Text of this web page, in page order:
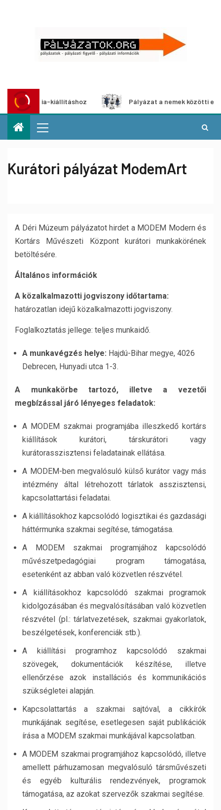
kiállításhoz Pályázat a nemek közötti
Kurátori pályázat ModemArt
A Déri Múzeum pályázatot hirdet a MODEM Modern és
Kortárs Művészeti Központ kurátori munkakörének
betöltésére.
Általános információk
A közalkalmazotti jogviszony időtartama:
határozatlan idejű közalkalmazotti jogviszony.
Foglalkoztatás jellege: teljes munkaidő.
A munkavégzés helye: Hajdú-Bihar megye, 4026
Debrecen, Hunyadi utca 1-3.
A munkakörbe tartozó, illetve a vezetői
megbízással járó lényeges feladatok:
A MODEM szakmai programjába illeszkedő kortárs
kiállítások kurátori, társkurátori vagy
kurátorasszisztensi feladatainak ellátása.
A MODEM-ben megvalósuló külső kurátor vagy más
intézmény által létrehozott tárlatok asszisztensi,
kapcsolattartási feladatai.
A kiállításokhoz kapcsolódó logisztikai és gazdasági
háttérmunka szakmai segítése, támogatása.
A MODEM szakmai programjához kapcsolódó
művészetpedagógiai program támogatása,
esetenként az abban való közvetlen részvétel.
A kiállításokhoz kapcsolódó szakmai programok
kidolgozásában és megvalósításában való közvetlen
részvétel (pl.: tárlatvezetések, szakmai gyakorlatok,
beszélgetések, konferenciák stb.).
A kiállítási programhoz kapcsolódó szakmai
szövegek, dokumentációk készítése, illetve
ellenőrzése azok installációs és kommunikációs
szükségletei alapján.
Kapcsolattartás a szakmai sajtóval, a cikkírók
munkájának segítése, esetlegesen saját publikációk
írása a MODEM szakmai munkájával kapcsolatban.
A MODEM szakmai programjához kapcsolódó, illetve
amellett párhuzamosan megvalósuló társművészeti
és egyéb kulturális rendezvények, programok
támogatása, az azokat szervezők szakmai segítése.